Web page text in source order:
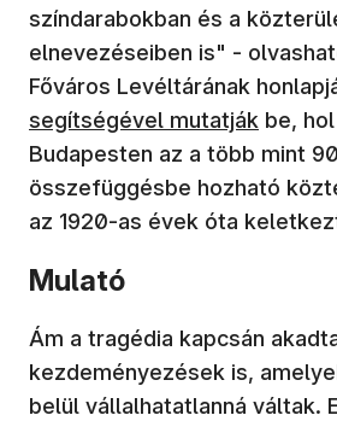
színdarabokban és a
elnevezéseiben is" -
Főváros Levéltárának
segítségével mutatják be,
Budapesten az a több mint
összefüggésbe hozható
az 1920-as évek óta
Mulató
Ám a tragédia kapcsán
kezdeményezések is,
belül vállalhatatlanná váltak.